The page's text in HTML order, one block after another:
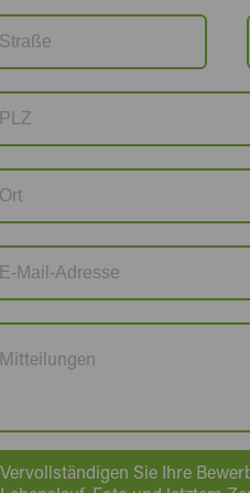
Vervollständigen Sie Ihre